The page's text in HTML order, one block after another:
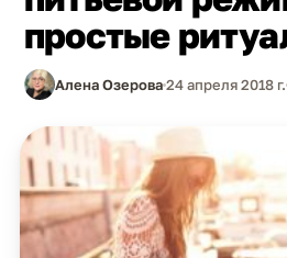
простые
Алена Озерова24 апреля 2018 г.